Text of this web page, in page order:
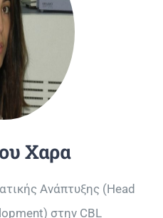
Χαρα
Ανάπτυξης (Head
στην CBL